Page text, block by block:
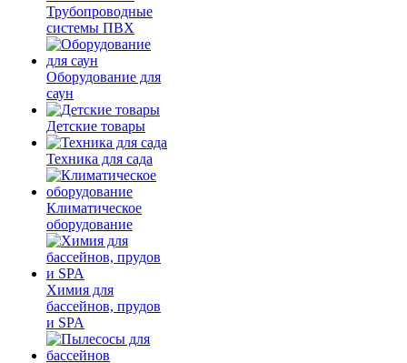
Трубопроводные
системы ПВХ
Оборудование для
саун
Детские товары
Техника для сада
Климатическое
оборудование
Химия для
бассейнов, прудов
и SPA